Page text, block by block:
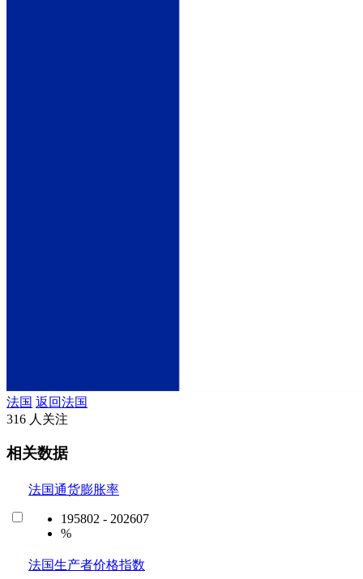
法国 返回法国
316 人关注
相关数据
法国通货膨胀率
195802 - 202607
%
法国生产者价格指数